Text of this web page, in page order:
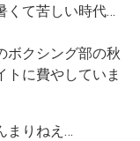
くて苦しい時代…
クシング部の秋
トに費やしていま
まりねえ…